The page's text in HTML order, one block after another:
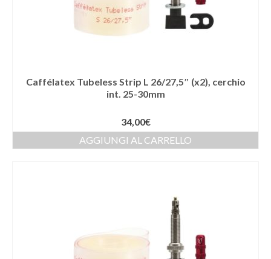
Caffélatex Tubeless Strip L 26/27,5″ (x2), cerchio
int. 25-30mm
34,00€
AGGIUNGI AL CARRELLO